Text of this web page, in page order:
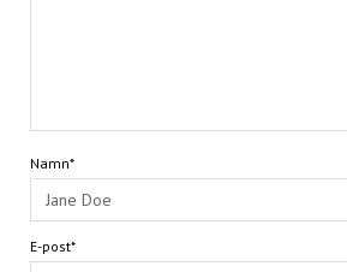
Namn*
E-post*